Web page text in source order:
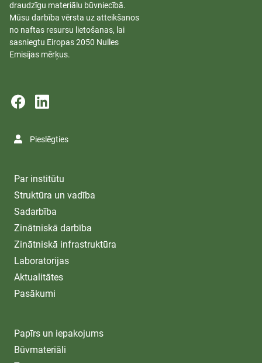
draudzīgu materiālu būvniecībā.
Mūsu darbība vērsta uz atteikšanos
no naftas resursu lietošanas, lai
sasniegtu Eiropas 2050 Nulles
Emisijas mērķus.
Pieslēgties
Par institūtu
Struktūra un vadība
Sadarbība
Zinātniskā darbība
Zinātniskā infrastruktūra
Laboratorijas
Aktualitātes
Pasākumi
Papīrs un iepakojums
Būvmateriāli